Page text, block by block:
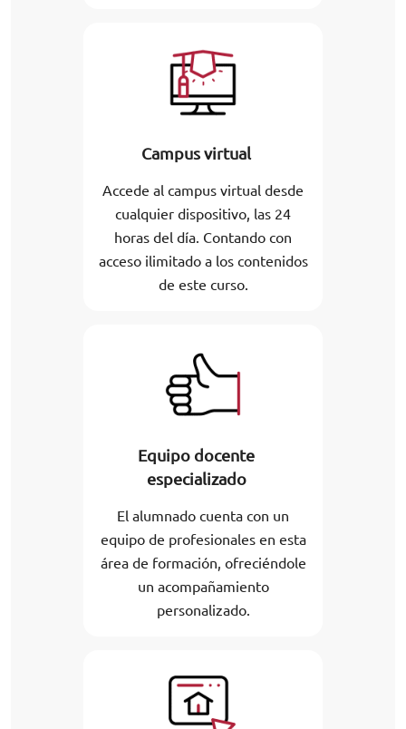
Campus virtual
Accede al campus virtual desde
cualquier dispositivo, las 24
horas del día. Contando con
acceso ilimitado a los contenidos
de este curso.
Equipo docente
especializado
El alumnado cuenta con un
equipo de profesionales en esta
área de formación, ofreciéndole
un acompañamiento
personalizado.